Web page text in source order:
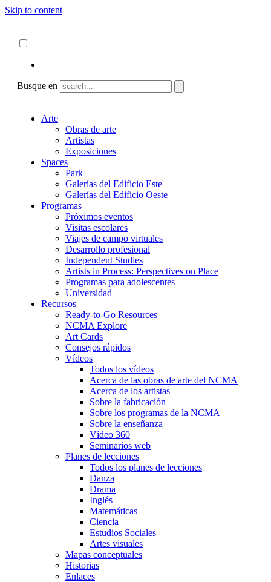
Skip to content
Busque en
Arte
Obras de arte
Artistas
Exposiciones
Spaces
Park
Galerías del Edificio Este
Galerías del Edificio Oeste
Programas
Próximos eventos
Visitas escolares
Viajes de campo virtuales
Desarrollo profesional
Independent Studies
Artists in Process: Perspectives on Place
Programas para adolescentes
Universidad
Recursos
Ready-to-Go Resources
NCMA Explore
Art Cards
Consejos rápidos
Vídeos
Todos los vídeos
Acerca de las obras de arte del NCMA
Acerca de los artistas
Sobre la fabricación
Sobre los programas de la NCMA
Sobre la enseñanza
Vídeo 360
Seminarios web
Planes de lecciones
Todos los planes de lecciones
Danza
Drama
Inglés
Matemáticas
Ciencia
Estudios Sociales
Artes visuales
Mapas conceptuales
Historias
Enlaces